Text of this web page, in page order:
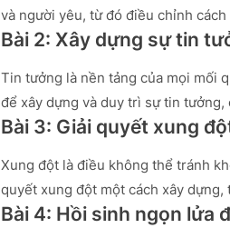
và người yêu, từ đó điều chỉnh
Bài 2: Xây dựng sự tin
Tin tưởng là nền tảng của mọi mối
để xây dựng và duy trì sự tin
Bài 3: Giải quyết xung
Xung đột là điều không thể tránh
quyết xung đột một cách xây
Bài 4: Hồi sinh ngọn lửa